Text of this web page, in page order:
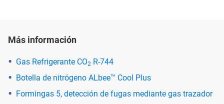
Más información
Gas Refrigerante CO2 R-744
Botella de nitrógeno ALbee™ Cool Plus
Formingas 5, detección de fugas mediante gas trazador